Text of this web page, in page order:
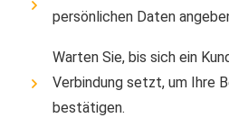
persönlichen Daten
Warten Sie, bis sich ein
Verbindung setzt, um Ihre
bestätigen.